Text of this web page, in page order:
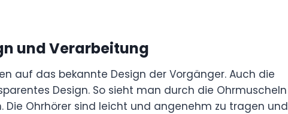
und Verarbeitung
auf das bekannte Design der Vorgänger. Auch die
Design. So sieht man durch die Ohrmuscheln
Die Ohrhörer sind leicht und angenehm zu tragen und